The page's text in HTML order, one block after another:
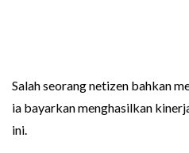
Salah seorang netizen bahkan
ia bayarkan menghasilkan
ini.